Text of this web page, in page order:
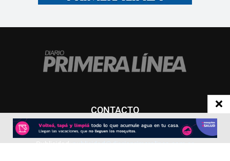
CONTACTO
Redacción:redacción@diarioprimeralinea.com.ar
Publicidad:publicidad@diarioprimeralinea.com.ar